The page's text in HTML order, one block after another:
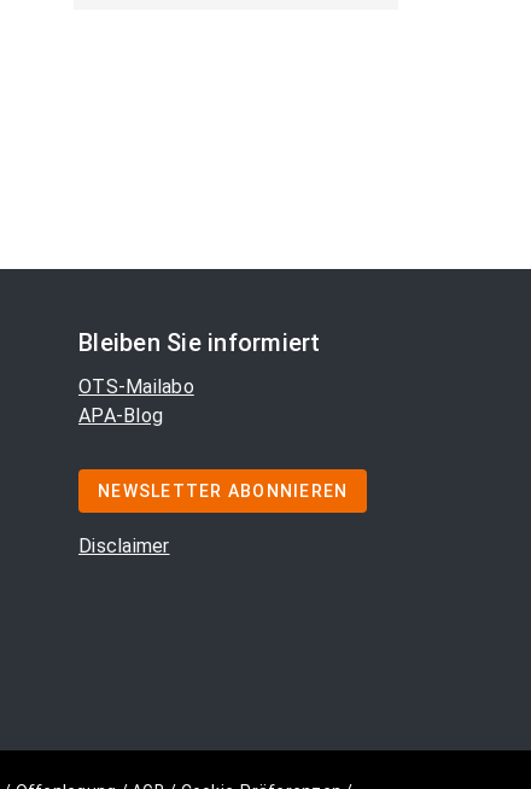
Bleiben Sie informiert
OTS-Mailabo
APA-Blog
NEWSLETTER ABONNIEREN
Disclaimer